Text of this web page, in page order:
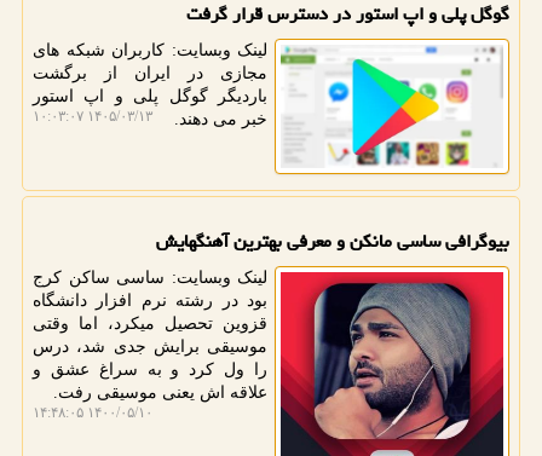
گوگل پلی و اپ استور در دسترس قرار گرفت
لینک وبسایت: کاربران شبکه های
مجازی در ایران از برگشت
باردیگر گوگل پلی و اپ استور
خبر می دهند.
۱۴۰۵/۰۳/۱۳ ۱۰:۰۳:۰۷
بیوگرافی ساسی مانکن و معرفی بهترین آهنگهایش
لینک وبسایت: ساسی ساکن کرج
بود در رشته نرم افزار دانشگاه
قزوین تحصیل میکرد، اما وقتی
موسیقی برایش جدی شد، درس
را ول کرد و به سراغ عشق و
علاقه اش یعنی موسیقی رفت.
۱۴۰۰/۰۵/۱۰ ۱۴:۴۸:۰۵